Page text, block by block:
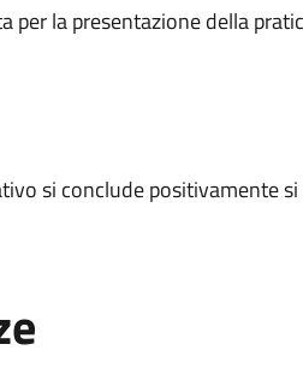
la presentazione della
si conclude positivamente